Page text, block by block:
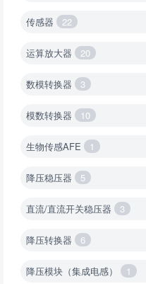
传感器 22
运算放大器 20
数模转换器 3
模数转换器 10
生物传感AFE 1
降压稳压器 5
直流/直流开关稳压器 3
降压转换器 6
降压模块（集成电感） 1